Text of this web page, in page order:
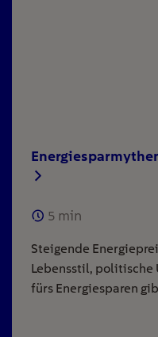
5 min
Steigende
Lebensstil, politische
fürs Energiesparen